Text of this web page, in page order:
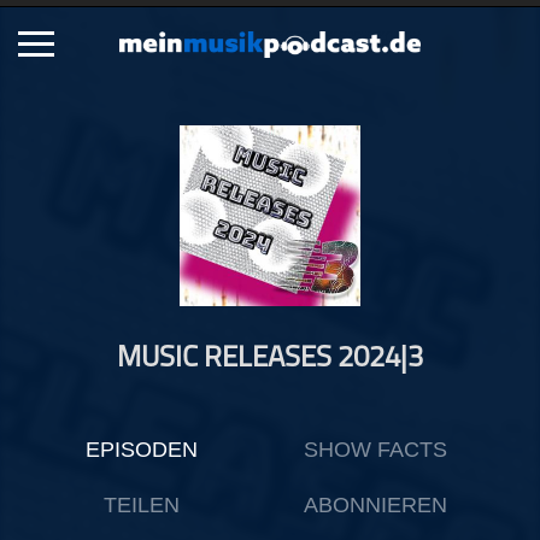
Musikinterviews
MUSIC RELEASES 2024|3
EPISODEN SHOW FACTS
TEILEN ABONNIEREN